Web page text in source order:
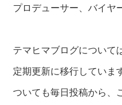
プロデューサー、バイヤ
テマヒマブログについて
定期更新に移行していま
ついても毎日投稿から、